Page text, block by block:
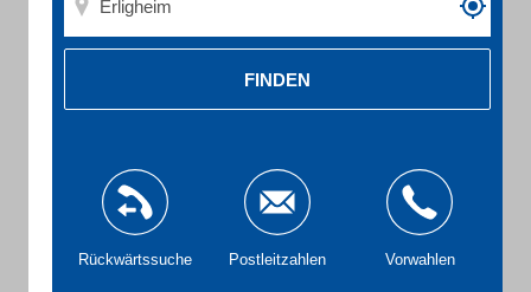
FINDEN
Rückwärtssuche Postleitzahlen Vorwahlen